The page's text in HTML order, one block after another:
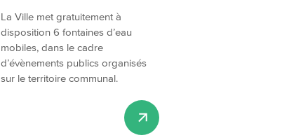
La Ville met gratuitement à
disposition 6 fontaines d’eau
mobiles, dans le cadre
d’évènements publics organisés
sur le territoire communal.